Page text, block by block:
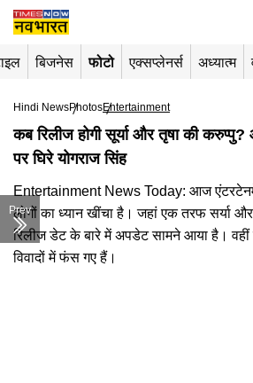
बिजनेस फोटो एक्सप्लेनर्स अध्यात्म
Hindi NewsPhotosEntertainment
कब रिलीज होगी सूर्या और तृषा की
पर घिरे योगराज सिंह
Entertainment News Today: आज
लोगों का ध्यान खींचा है। जहां एक तरफ सर्या
रिलीज डेट के बारे में अपडेट सामने आया है। वहीं
विवादों में फंस गए हैं।
Prev